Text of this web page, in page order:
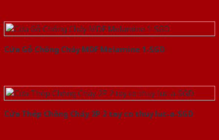
Cửa Gỗ Chống Cháy MDF Melamine 1-SGD
Cửa Thép Chống Cháy 2P 2 tay co thuy luc-a-SGD